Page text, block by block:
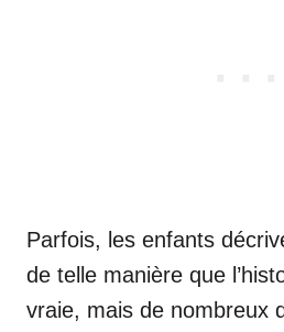
Parfois, les enfants
de telle manière que
vraie, mais de nombreux